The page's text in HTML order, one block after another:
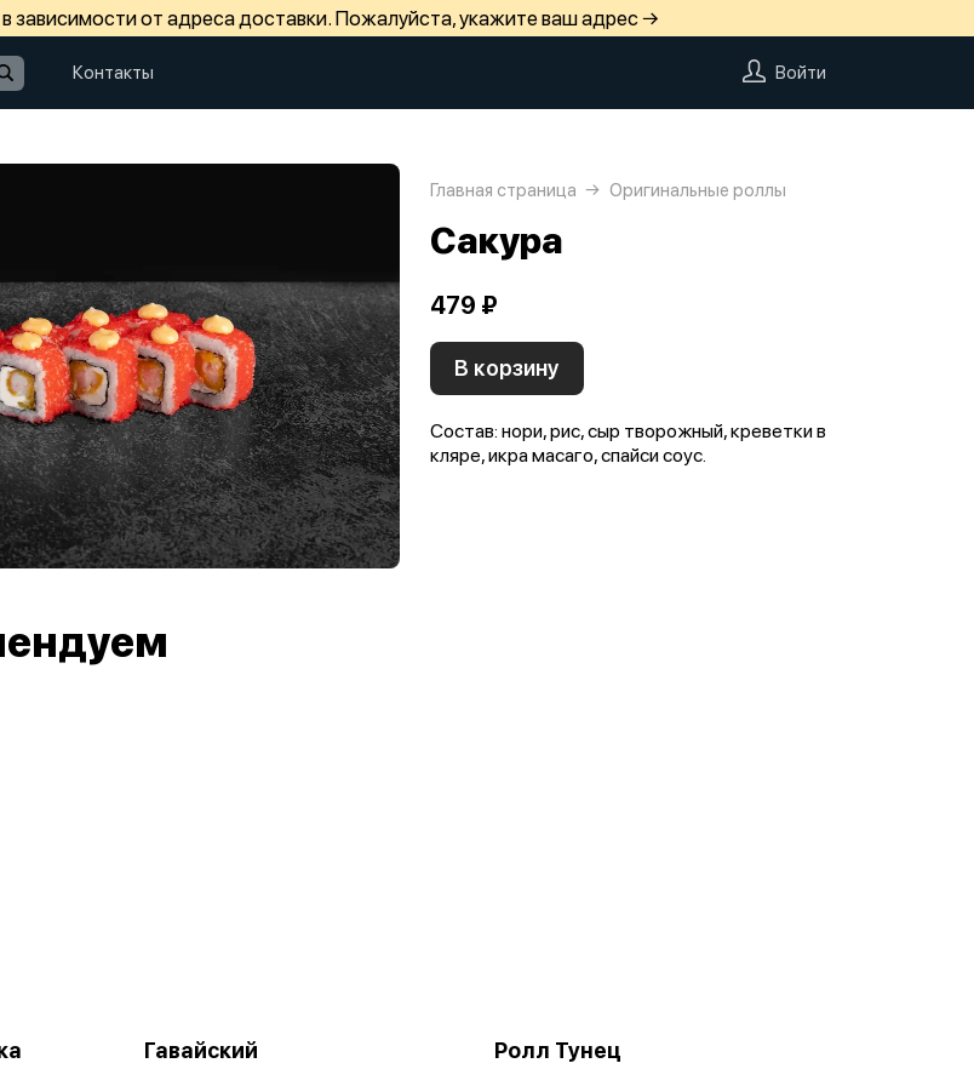
зависимости от адреса доставки. Пожалуйста, укажите ваш адрес →
Контакты Войти
Главная страница Оригинальные роллы
Сакура
479 ₽
В корзину
Состав: нори, рис, сыр творожный, креветки в
кляре, икра масаго, спайси соус.
Гавайский Ролл Тунец